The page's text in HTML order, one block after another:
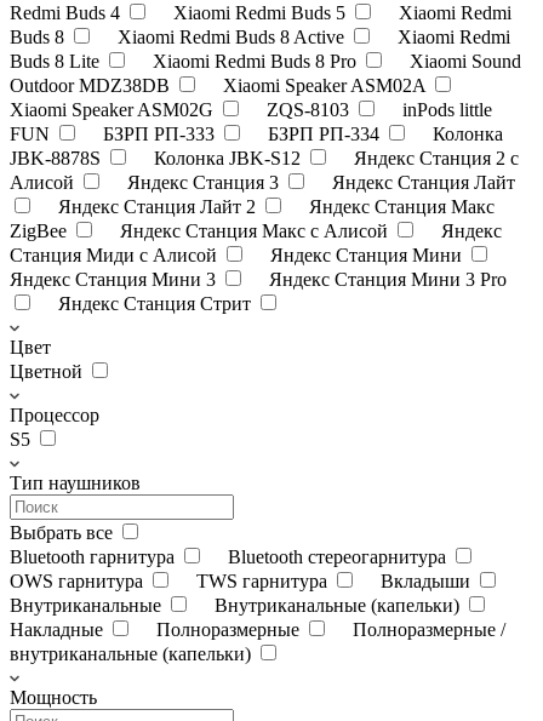
Redmi Buds 4
Xiaomi Redmi Buds 5
Xiaomi Redmi
Buds 8
Xiaomi Redmi Buds 8 Active
Xiaomi Redmi
Buds 8 Lite
Xiaomi Redmi Buds 8 Pro
Xiaomi Sound
Outdoor MDZ38DB
Xiaomi Speaker ASM02A
Xiaomi Speaker ASM02G
ZQS-8103
inPods little
FUN
БЗРП РП-333 БЗРП РП-334
Колонка
JBK-8878S
Колонка JBK-S12
Яндекс Станция 2 с
Алисой
Яндекс Станция 3
Яндекс Станция Лайт
Яндекс Станция Лайт 2
Яндекс Станция Макс
ZigBee
Яндекс Станция Макс с Алисой
Яндекс
Станция Миди с Алисой
Яндекс Станция Мини
Яндекс Станция Мини 3
Яндекс Станция Мини 3 Pro
Яндекс Станция Стрит
Цвет
Цветной
Процессор
S5
Тип наушников
Выбрать все
Bluetooth гарнитура
Bluetooth стереогарнитура
OWS гарнитура
TWS гарнитура
Вкладыши
Внутриканальные
Внутриканальные (капельки)
Накладные
Полноразмерные
Полноразмерные /
внутриканальные (капельки)
Мощность